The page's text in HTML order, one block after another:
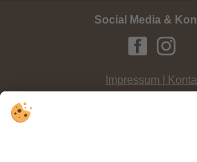
Social Media &
Impressum |